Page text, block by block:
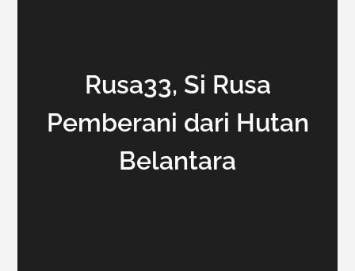
Rusa33, Si Rusa
Pemberani dari Hutan
Belantara